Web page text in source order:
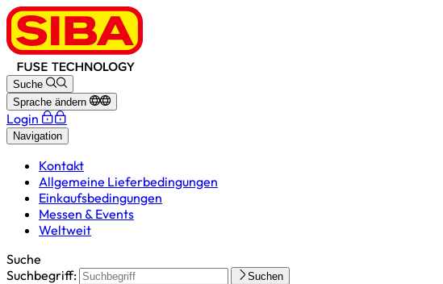
Suche
Sprache ändern
Login
Navigation
Kontakt
Allgemeine Lieferbedingungen
Einkaufsbedingungen
Messen & Events
Weltweit
Suche
Suchbegriff:
Suchen